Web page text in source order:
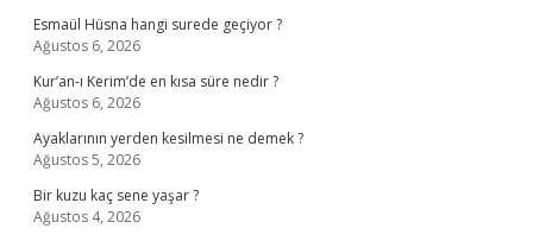
Esmaül Hüsna hangi surede geçiyor ?
Ağustos 6, 2026
Kur’an-ı Kerim’de en kısa süre nedir ?
Ağustos 6, 2026
Ayaklarının yerden kesilmesi ne demek ?
Ağustos 5, 2026
Bir kuzu kaç sene yaşar ?
Ağustos 4, 2026